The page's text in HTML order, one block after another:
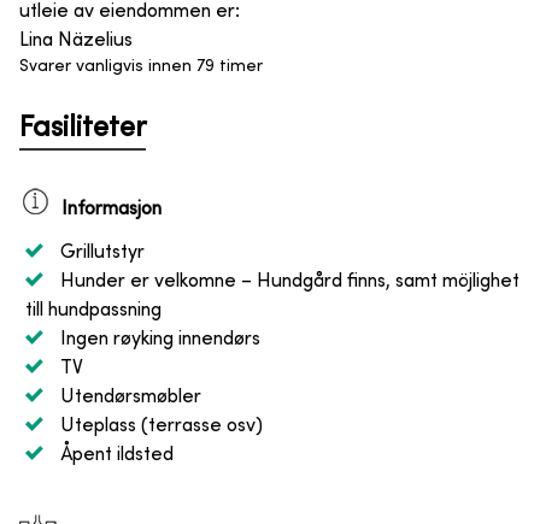
utleie av eiendommen er:
Lina Näzelius
Svarer vanligvis innen 79 timer
Fasiliteter
Informasjon
Grillutstyr
Hunder er velkomne – Hundgård finns, samt möjlighet
till hundpassning
Ingen røyking innendørs
TV
Utendørsmøbler
Uteplass (terrasse osv)
Åpent ildsted